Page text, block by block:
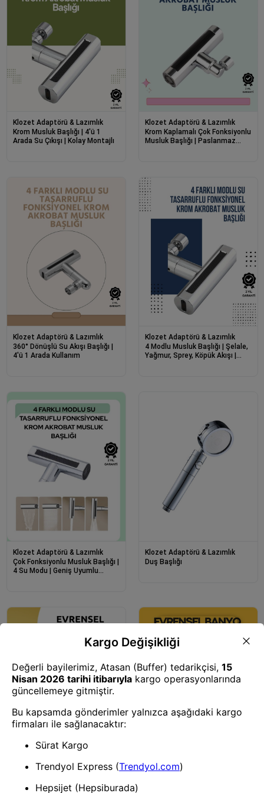
Klozet Adaptörü & Lazımlık
Krom Musluk Başlığı | 4'ü 1
Arada Su Çıkışı | Kolay Montajlı
Klozet Adaptörü & Lazımlık
Krom Kaplamalı Çok Fonksiyonlu
Musluk Başlığı | Paslanmaz
Klozet Adaptörü & Lazımlık
360° Dönüşlü Su Akışı Başlığı |
4'ü 1 Arada Kullanım
Klozet Adaptörü & Lazımlık
4 Modlu Musluk Başlığı | Şelale,
Yağmur, Sprey, Köpük Akışı |
Klozet Adaptörü & Lazımlık
Çok Fonksiyonlu Musluk Başlığı |
4 Su Modu | Geniş Uyumlu
Klozet Adaptörü & Lazımlık
Duş Başlığı
Klozet Adaptörü & Lazımlık
İşlevli Paslanmaz Çelik Duş
Klozet Adaptörü & Lazımlık